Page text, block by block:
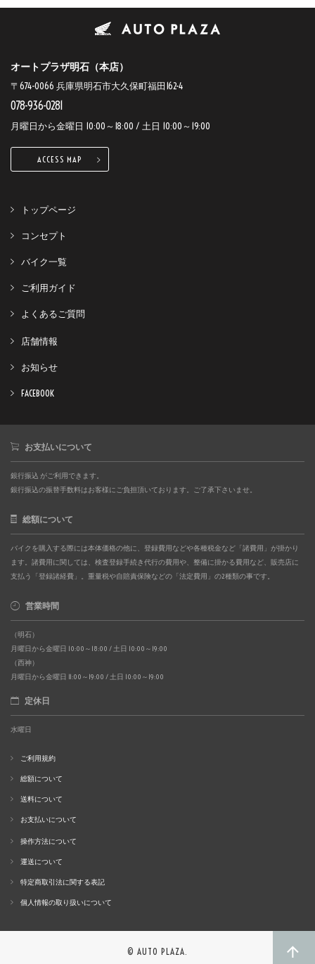
オートプラザ明石（本店）
〒674-0066 兵庫県明石市大久保町福田162-4
078-936-0281
月曜日から金曜日 10:00～18:00 / 土日 10:00～19:00
ACCESS MAP
トップページ
コンセプト
バイク一覧
ご利用ガイド
よくあるご質問
店舗情報
お知らせ
FACEBOOK
お支払いについて
銀行振込 がご利用できます。
銀行振込の振替手数料はお客様にご負担頂いております。ご了承下さいませ。
総額について
バイクを購入する際には本体価格の他に、登録費用などや各種税金など「諸費用」が掛かり
ます。諸費用に関しては、検査登録手続き代行の費用や、整備に掛かる費用など、販売店に
支払う「登録諸経費」。重量税や自賠責保険などの「法定費用」の2種類の事です。
営業時間
（明石）
月曜日から金曜日 10:00～18:00 / 土日 10:00～19:00
（西神）
月曜日から金曜日 11:00～19:00 / 土日 10:00～19:00
定休日
水曜日
ご利用規約
総額について
送料について
お支払いについて
操作方法について
運送について
特定商取引法に関する表記
個人情報の取り扱いについて
© AUTO PLAZA.